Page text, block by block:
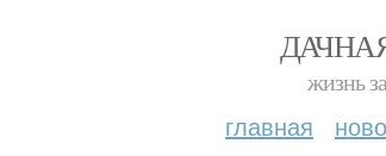
жизнь
главная